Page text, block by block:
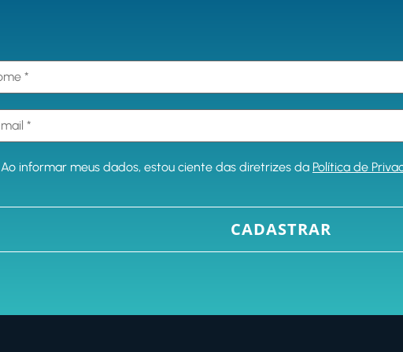
Ao informar meus dados, estou ciente das diretrizes da Política de